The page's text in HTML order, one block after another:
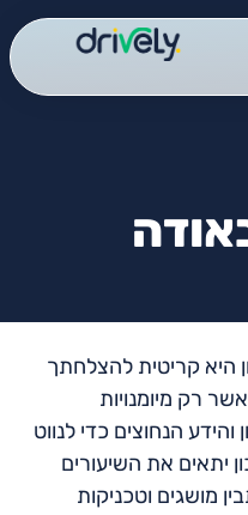
היא קריטית להצלחתך
רק מיומנויות
הנחוצים כדי לנווט
יתאים את השיעורים
מושגים וטכניקות